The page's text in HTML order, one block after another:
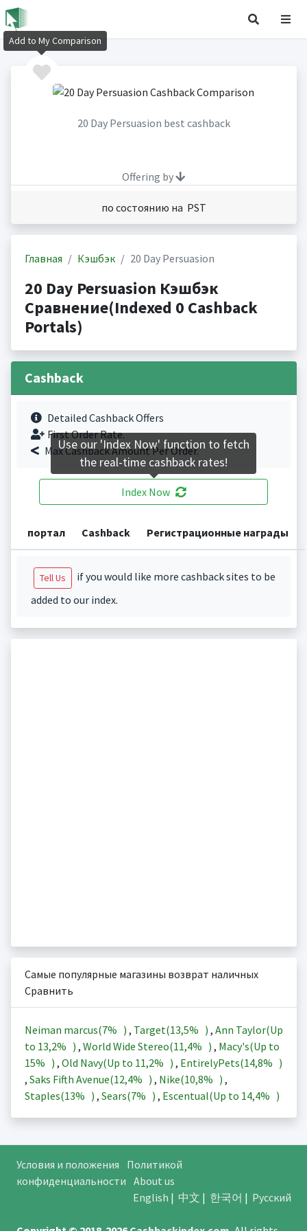
20 Day Persuasion best cashback
Offering by
по состоянию на PST
Главная Кэшбэк 20 Day Persuasion
20 Day Persuasion Кэшбэк
Сравнение(Indexed 0 Cashback
Portals)
Cashback
Detailed Cashback Offers
First Order Rate.
Max Cashback Amount Per Order.
Index Now
портал Cashback Регистрационные награды
Tell Us
if you would like more cashback sites to be
added to our index.
Самые популярные магазины возврат наличных
Сравнить
Neiman marcus(7% ) , Target(13,5% ) , Ann Taylor(Up
to 13,2% ) , World Wide Stereo(11,4% ) , Macy's(Up to
15% ) , Old Navy(Up to 11,2% ) , EntirelyPets(14,8% )
, Saks Fifth Avenue(12,4% ) , Nike(10,8% ) ,
Staples(13% ) , Sears(7% ) , Escentual(Up to 14,4% )
Условия и положения
Политикой
конфиденциальности About us
English | 中文 | 한국어 | Русский
Add to My Comparison
Use our 'Index Now' function to fetch
the real-time cashback rates!